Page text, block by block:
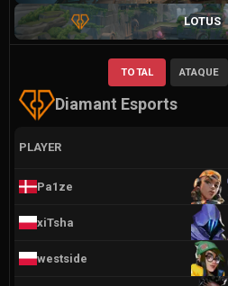
LOTUS
Diamant Esports
TOTAL ATAQUE
PLAYER
Pa1ze
xiTsha
westside